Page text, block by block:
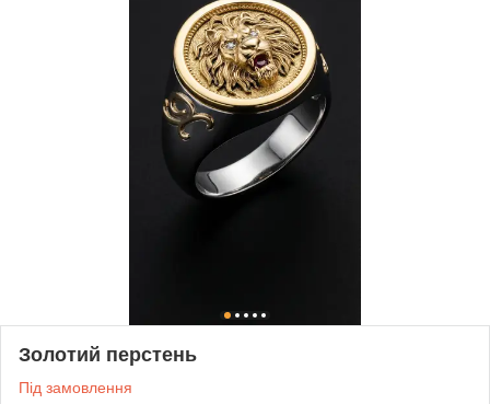
Золотий перстень
Під замовлення